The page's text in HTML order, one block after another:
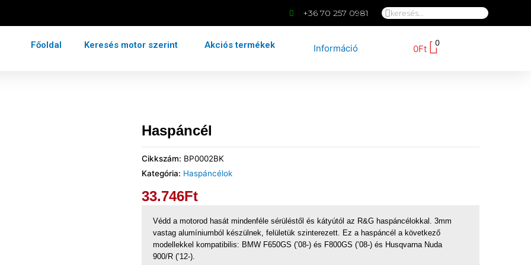
+36 70 257 0981
Főoldal Keresés motor szerint Akciós termékek Információ 0Ft
0
Haspáncél
Cikkszám: BP0002BK
Kategória: Haspáncélok
33.746Ft
Védd a motorod hasát mindenféle sérüléstől és kátyútól az R&G haspáncélokkal. 3mm
vastag alumíniumból készülnek, felületük szinterezett. Ez a haspáncél a következő
modellekkel kompatibilis: BMW F650GS (’08-) és F800GS (’08-) és Husqvarna Nuda
900/R (’12-).